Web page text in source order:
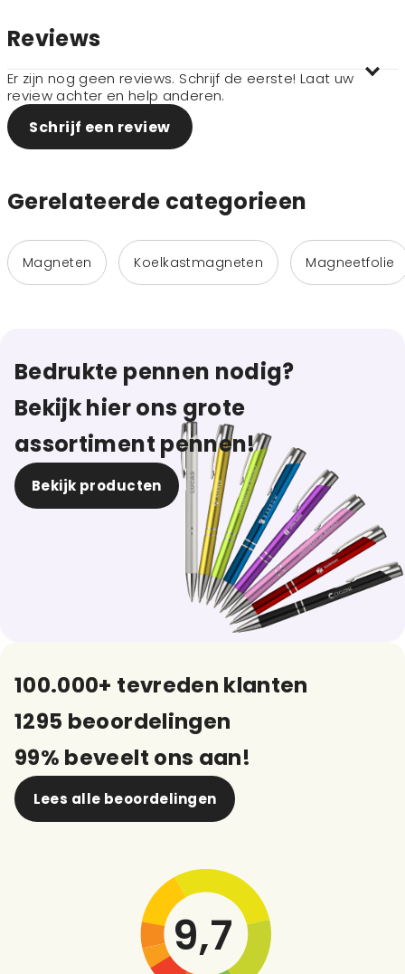
Reviews
Er zijn nog geen reviews. Schrijf de eerste! Laat uw
review achter en help anderen.
Schrijf een review
Gerelateerde categorieen
Magneten Koelkastmagneten Magneetfolie
Bedrukte pennen nodig?
Bekijk hier ons grote
assortiment pennen!
Bekijk producten
100.000+ tevreden klanten
1295 beoordelingen
99% beveelt ons aan!
Lees alle beoordelingen
9,7